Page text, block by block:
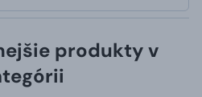
produkty v